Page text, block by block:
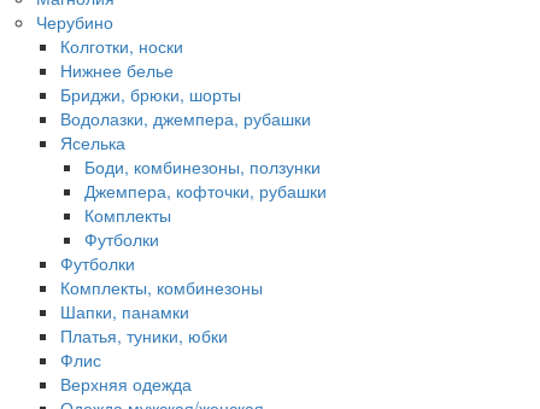
Черубино
Колготки, носки
Нижнее белье
Бриджи, брюки, шорты
Водолазки, джемпера, рубашки
Яселька
Боди, комбинезоны, ползунки
Джемпера, кофточки, рубашки
Комплекты
Футболки
Футболки
Комплекты, комбинезоны
Шапки, панамки
Платья, туники, юбки
Флис
Верхняя одежда